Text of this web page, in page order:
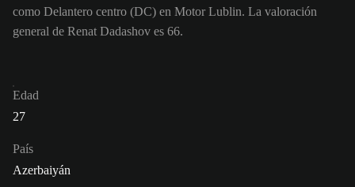
como Delantero centro (DC) en Motor Lublin. La valoración
general de Renat Dadashov es 66.
Edad
27
País
Azerbaiyán